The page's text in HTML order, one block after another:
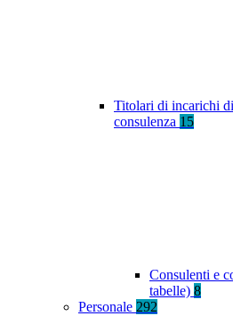
Titolari di incarichi
consulenza 15
Consulenti e
tabelle) 8
Personale 292